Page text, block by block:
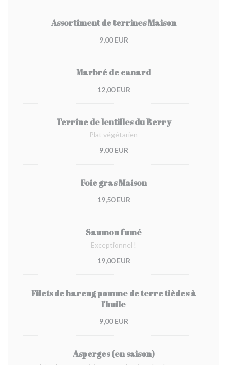
Assortiment de terrines Maison
9,00 EUR
Marbré de canard
12,00 EUR
Terrine de lentilles du Berry
Plat végétarien
9,00 EUR
Foie gras Maison
19,50 EUR
Saumon fumé
Exceptionnel !
19,00 EUR
Filets de hareng pomme de terre tièdes à
l'huile
9,00 EUR
Asperges (en saison)